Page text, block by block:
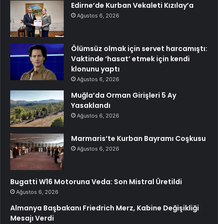
Edirne’de Kurban Vekaleti Kızılay’a
Ağustos 6, 2026
Ölümsüz olmak için servet harcamıştı:
Vaktinde ‘hasat’ etmek için kendi
klonunu yaptı
Ağustos 6, 2026
Muğla’da Orman Girişleri 5 Ay
Yasaklandı
Ağustos 6, 2026
Marmaris’te Kurban Bayramı Coşkusu
Ağustos 6, 2026
Bugatti W16 Motoruna Veda: Son Mistral Üretildi
Ağustos 6, 2026
Almanya Başbakanı Friedrich Merz, Kabine Değişikliği
Mesajı Verdi